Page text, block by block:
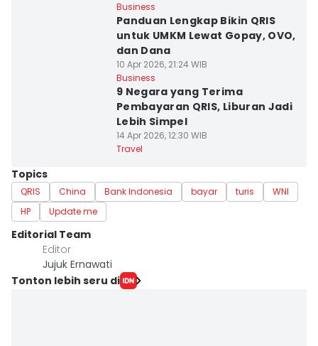
Business
Panduan Lengkap Bikin QRIS
untuk UMKM Lewat Gopay, OVO,
dan Dana
10 Apr 2026, 21:24 WIB
Business
9 Negara yang Terima
Pembayaran QRIS, Liburan Jadi
Lebih Simpel
14 Apr 2026, 12:30 WIB
Travel
Topics
QRIS China Bank Indonesia bayar turis
WNI
HP
Update me
Editorial Team
Editor
Jujuk Ernawati
Tonton lebih seru di